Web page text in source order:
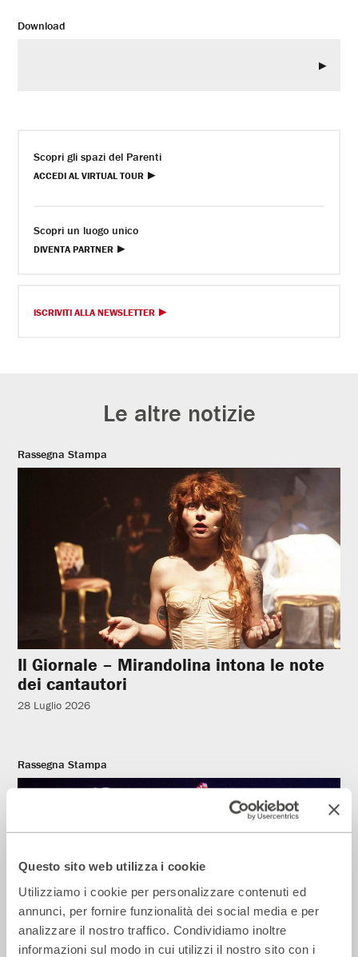
Questo sito web utilizza i cookie
Utilizziamo i cookie per personalizzare contenuti ed
annunci, per fornire funzionalità dei social media e per
analizzare il nostro traffico. Condividiamo inoltre
informazioni sul modo in cui utilizzi il nostro sito con i
Download
Scopri gli spazi del Parenti
ACCEDI AL VIRTUAL TOUR
Scopri un luogo unico
DIVENTA PARTNER
ISCRIVITI ALLA NEWSLETTER
Le altre notizie
Rassegna Stampa
Il Giornale – Mirandolina intona le note
dei cantautori
28 Luglio 2026
Rassegna Stampa